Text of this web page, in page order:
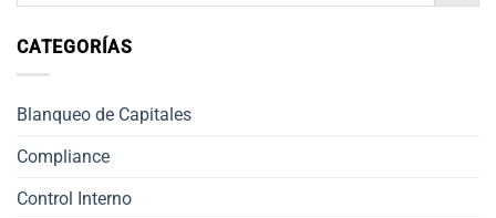
CATEGORÍAS
Blanqueo de Capitales
Compliance
Control Interno